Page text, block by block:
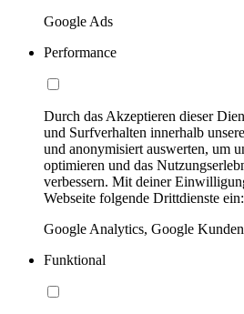
Google Ads
Performance
Durch das Akzeptieren dieser
und Surfverhalten innerhalb
und anonymisiert auswerten, um
optimieren und das
verbessern. Mit deiner
Webseite folgende Drittdienste ein:
Google Analytics, Google
Funktional